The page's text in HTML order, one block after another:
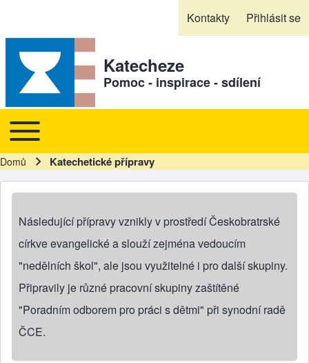
Kontakty Přihlásit se
Katecheze
Pomoc - inspirace - sdílení
Hlavní navigace
Toggle main menu
Drobečková navigace
Domů Katechetické přípravy
Následující přípravy vznikly v prostředí Českobratrské
církve evangelické a slouží zejména vedoucím
"nedělních škol", ale jsou využitelné i pro další skupiny.
Připravily je různé pracovní skupiny zaštítěné
"Poradním odborem pro práci s dětmi" při synodní radě
ČCE.